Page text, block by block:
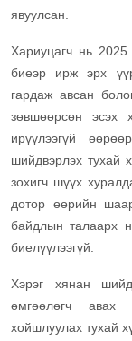
явуулсан.
Хариуцагч нь
биеэр ирж эрх
гардаж авсан
зөвшөөрсөн эсэх
ирүүлээгүй
шийдвэрлэх тухай
зохигч шүүх
дотор өөрийн
байдлын талаарх
биелүүлээгүй.
Хэрэг хянан
өмгөөлөгч авах
хойшлуулах тухай